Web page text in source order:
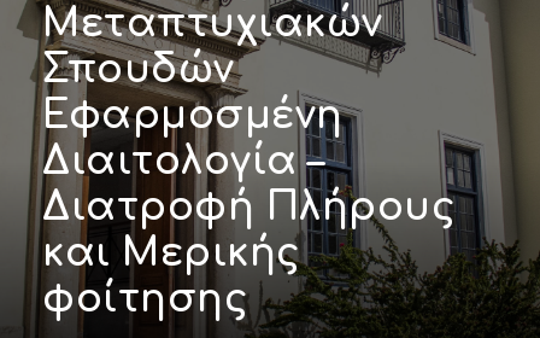
Μεταπτυχιακών
Σπουδών
Εφαρμοσμένη
Διαιτολογία –
Διατροφή Πλήρους
και Μερικής
φοίτησης